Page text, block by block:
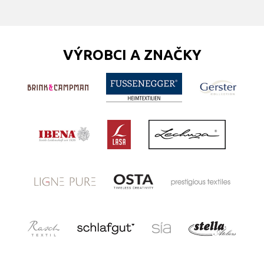
VÝROBCI A ZNAČKY